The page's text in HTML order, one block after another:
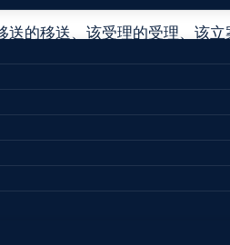
的移送、该受理的受理、该立
报。接到通报后，公安机关
行政执法机关应当予以协助(
有直接鉴定、认定权，所以
移送书及有关材料目录抄送
罚决定的，原则上应当在公
罚。